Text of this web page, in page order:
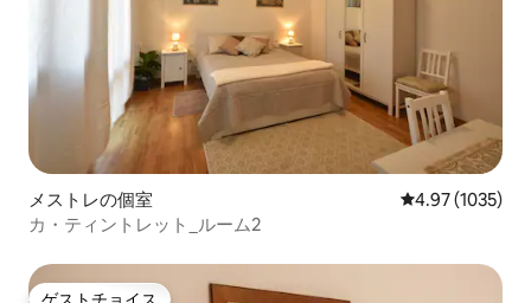
メストレの個室 レビュー1035
4.97 (1035)
カ・ティントレット_ルーム2